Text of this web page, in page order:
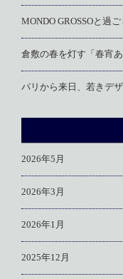
MONDO GROSSOと過
倉敷の春を灯す「春宵あ
パリから来日、若きデ
2026年5月
2026年3月
2026年1月
2025年12月